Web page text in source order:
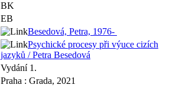
BK
EB
Besedová, Petra, 1976-
Psychické procesy při výuce cizích
jazyků / Petra Besedová
Vydání 1.
Praha : Grada, 2021